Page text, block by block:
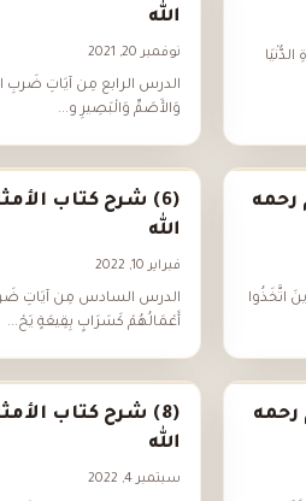
الله
نوفمبر 20, 2021
الدرس الرابع مِن آيَاتِ ضَربِ
وَالأَصَمِّ وَالْبَصِيرِ و...
رحمه
اتَّخَذُوا
(6) شرح كتاب
الله
فبراير 10, 2022
الدرس السادس مِن آيَاتِ ضَربِ
أَعْمَالُهُمْ كَسَرَابٍ بِقِيعَةٍ يَحْ...
رحمه
(8) شرح كتاب
الله
سبتمبر 4, 2022